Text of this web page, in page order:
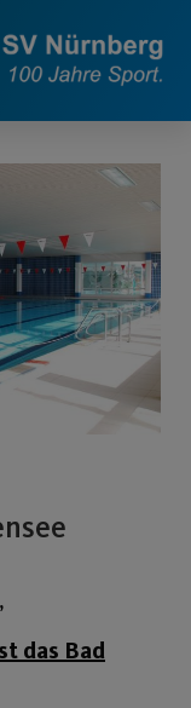
das Bad